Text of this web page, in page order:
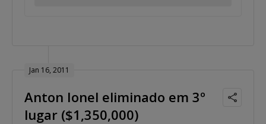
Jan 16, 2011
Anton Ionel eliminado em 3º
lugar ($1,350,000)